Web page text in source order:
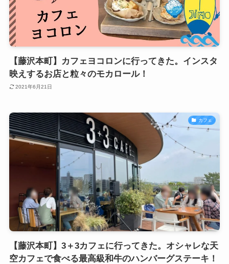
【藤沢本町】カフェヨコロンに行ってきた。インスタ
映えするお店と粒々のモカロール！
2021年6月21日
カフェ
【藤沢本町】3＋3カフェに行ってきた。オシャレな天
空カフェで食べる最高級和牛のハンバーグステーキ！